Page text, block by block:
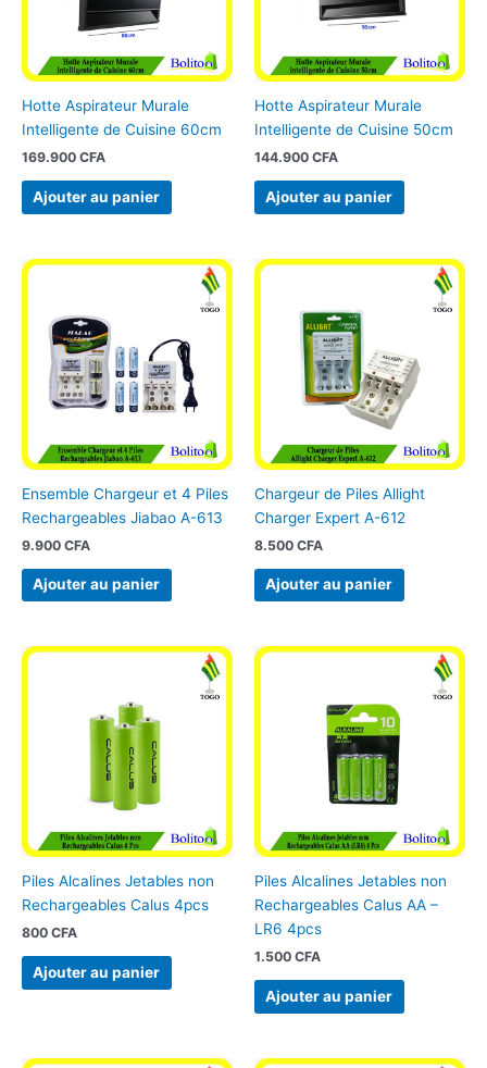
Hotte Aspirateur Murale
Intelligente de Cuisine 60cm
169.900 CFA
Ajouter au panier
Hotte Aspirateur Murale
Intelligente de Cuisine 50cm
144.900 CFA
Ajouter au panier
Ensemble Chargeur et 4 Piles
Rechargeables Jiabao A-613
9.900 CFA
Ajouter au panier
Chargeur de Piles Allight
Charger Expert A-612
8.500 CFA
Ajouter au panier
Piles Alcalines Jetables non
Rechargeables Calus 4pcs
800 CFA
Ajouter au panier
Piles Alcalines Jetables non
Rechargeables Calus AA –
LR6 4pcs
1.500 CFA
Ajouter au panier